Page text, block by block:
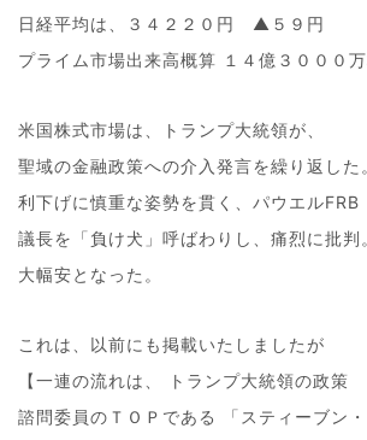
日経平均は、３４２２０円 ▲５９円
プライム市場出来高概算 １４億３０００
米国株式市場は、トランプ大統領が、
聖域の金融政策への介入発言を繰り返した
利下げに慎重な姿勢を貫く、パウエルFRB
議長を「負け犬」呼ばわりし、痛烈に批判
大幅安となった。
これは、以前にも掲載いたしましたが
【一連の流れは、 トランプ大統領の政策
諮問委員のＴＯＰである 「スティーブン・